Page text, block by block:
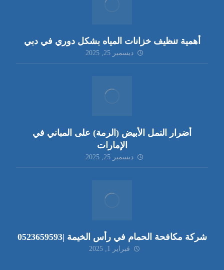
أهمية تنظيف خزانات المياه بشكل دوري في دبي
ديسمبر 25, 2025
أضرار النمل الأبيض (الرمة) على المباني في
الإمارات
ديسمبر 25, 2025
شركة مكافحة الحمام في رأس الخيمة |0523659593
فبراير 1, 2025